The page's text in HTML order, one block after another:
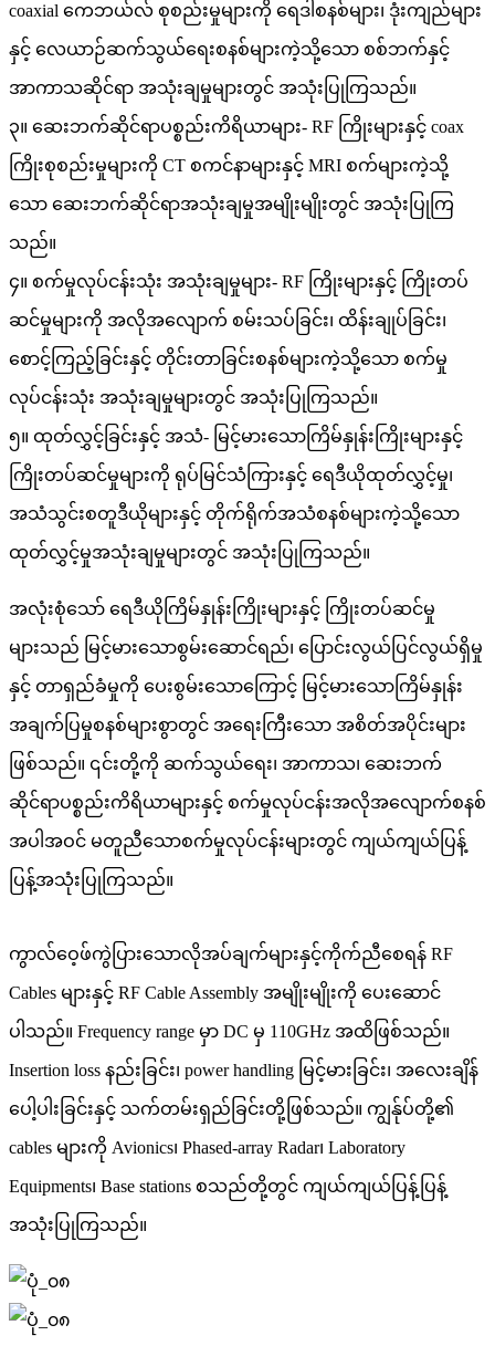
coaxial ကေဘယ်လ် စုစည်းမှုများကို ရေဒါစနစ်များ၊ ဒုံးကျည်များ
နှင့် လေယာဉ်ဆက်သွယ်ရေးစနစ်များကဲ့သို့သော စစ်ဘက်နှင့်
အာကာသဆိုင်ရာ အသုံးချမှုများတွင် အသုံးပြုကြသည်။
၃။ ဆေးဘက်ဆိုင်ရာပစ္စည်းကိရိယာများ- RF ကြိုးများနှင့် coax
ကြိုးစုစည်းမှုများကို CT စကင်နာများနှင့် MRI စက်များကဲ့သို့
သော ဆေးဘက်ဆိုင်ရာအသုံးချမှုအမျိုးမျိုးတွင် အသုံးပြုကြ
သည်။
၄။ စက်မှုလုပ်ငန်းသုံး အသုံးချမှုများ- RF ကြိုးများနှင့် ကြိုးတပ်
ဆင်မှုများကို အလိုအလျောက် စမ်းသပ်ခြင်း၊ ထိန်းချုပ်ခြင်း၊
စောင့်ကြည့်ခြင်းနှင့် တိုင်းတာခြင်းစနစ်များကဲ့သို့သော စက်မှု
လုပ်ငန်းသုံး အသုံးချမှုများတွင် အသုံးပြုကြသည်။
၅။ ထုတ်လွှင့်ခြင်းနှင့် အသံ- မြင့်မားသောကြိမ်နှုန်းကြိုးများနှင့်
ကြိုးတပ်ဆင်မှုများကို ရုပ်မြင်သံကြားနှင့် ရေဒီယိုထုတ်လွှင့်မှု၊
အသံသွင်းစတူဒီယိုများနှင့် တိုက်ရိုက်အသံစနစ်များကဲ့သို့သော
ထုတ်လွှင့်မှုအသုံးချမှုများတွင် အသုံးပြုကြသည်။
အလုံးစုံသော် ရေဒီယိုကြိမ်နှုန်းကြိုးများနှင့် ကြိုးတပ်ဆင်မှု
များသည် မြင့်မားသောစွမ်းဆောင်ရည်၊ ပြောင်းလွယ်ပြင်လွယ်ရှိမှု
နှင့် တာရှည်ခံမှုကို ပေးစွမ်းသောကြောင့် မြင့်မားသောကြိမ်နှုန်း
အချက်ပြမှုစနစ်များစွာတွင် အရေးကြီးသော အစိတ်အပိုင်းများ
ဖြစ်သည်။ ၎င်းတို့ကို ဆက်သွယ်ရေး၊ အာကာသ၊ ဆေးဘက်
ဆိုင်ရာပစ္စည်းကိရိယာများနှင့် စက်မှုလုပ်ငန်းအလိုအလျောက်စနစ်
အပါအဝင် မတူညီသောစက်မှုလုပ်ငန်းများတွင် ကျယ်ကျယ်ပြန့်
ပြန့်အသုံးပြုကြသည်။
ကွာလ်ဝေ့ဖ်ကွဲပြားသောလိုအပ်ချက်များနှင့်ကိုက်ညီစေရန် RF
Cables များနှင့် RF Cable Assembly အမျိုးမျိုးကို ပေးဆောင်
ပါသည်။ Frequency range မှာ DC မှ 110GHz အထိဖြစ်သည်။
Insertion loss နည်းခြင်း၊ power handling မြင့်မားခြင်း၊ အလေးချိန်
ပေါ့ပါးခြင်းနှင့် သက်တမ်းရှည်ခြင်းတို့ဖြစ်သည်။ ကျွန်ုပ်တို့၏
cables များကို Avionics၊ Phased-array Radar၊ Laboratory
Equipments၊ Base stations စသည်တို့တွင် ကျယ်ကျယ်ပြန့်ပြန့်
အသုံးပြုကြသည်။